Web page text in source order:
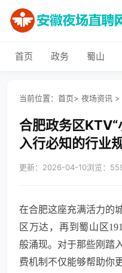
首页 政务 蜀山
当前位置： 首页> 夜场资讯 >
合肥政务区KTV“
入行必知的行业
更新：2026-04-10浏览：
在合肥这座充满活力的
区万达，再到蜀山区
般涌现。对于那些刚踏
费机制不仅能够帮助你